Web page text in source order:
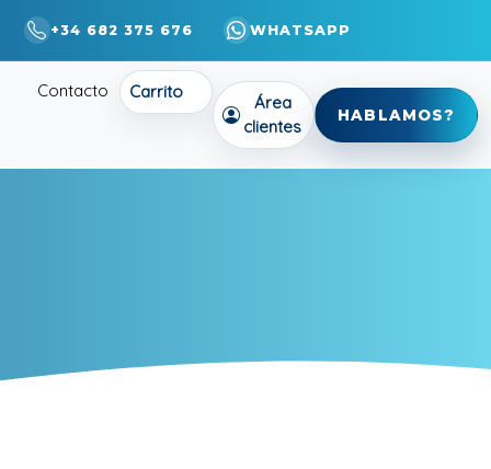
+34 682 375 676 WHATSAPP
Contacto Carrito
Área
clientes
HABLAMOS?